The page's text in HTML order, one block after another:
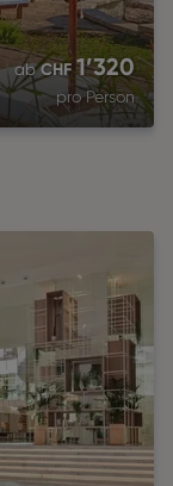
ab CHF 1’320
pro Person